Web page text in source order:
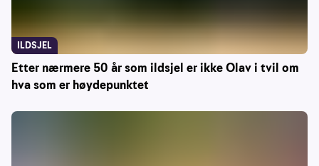
Etter nærmere 50 år som ildsjel er ikke Olav i tvil om
hva som er høydepunktet
ILDSJEL